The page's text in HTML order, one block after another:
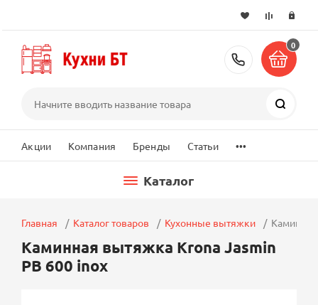
+7 (495)
0
Акции Компания Бренды Статьи ...
Каталог
Главная Каталог товаров Кухонные вытяжки
Каминная вытяжка Krona Jasmin
PB 600 inox